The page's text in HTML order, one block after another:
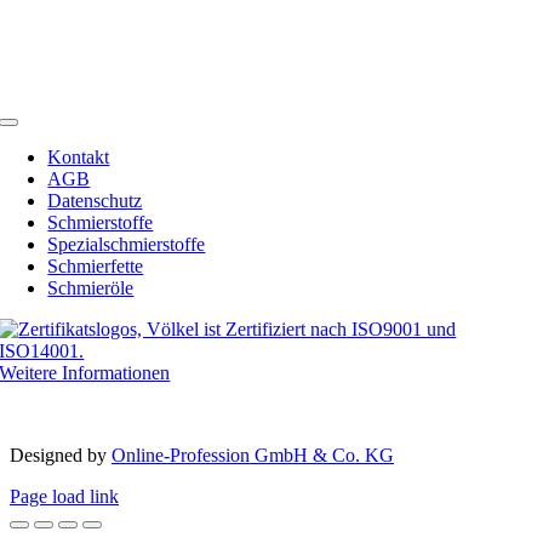
Toggle
NavigationKontakt
AGB
Datenschutz
Schmierstoffe
Spezialschmierstoffe
Schmierfette
Schmieröle
Weitere Informationen
Designed by­ Online-Profession GmbH & Co. KG
Page load link